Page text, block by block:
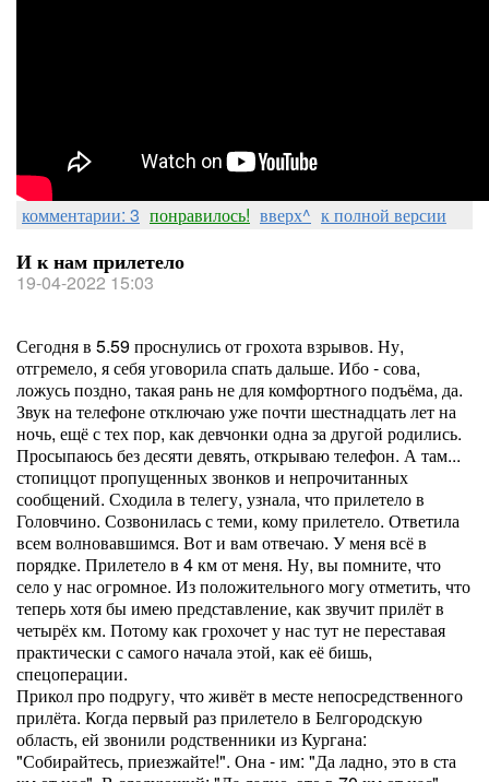
комментарии: 3 понравилось! вверх^ к полной версии
И к нам прилетело
19-04-2022 15:03
Сегодня в 5.59 проснулись от грохота взрывов. Ну,
отгремело, я себя уговорила спать дальше. Ибо - сова,
ложусь поздно, такая рань не для комфортного подъёма, да.
Звук на телефоне отключаю уже почти шестнадцать лет на
ночь, ещё с тех пор, как девчонки одна за другой родились.
Просыпаюсь без десяти девять, открываю телефон. А там...
стопиццот пропущенных звонков и непрочитанных
сообщений. Сходила в телегу, узнала, что прилетело в
Головчино. Созвонилась с теми, кому прилетело. Ответила
всем волновавшимся. Вот и вам отвечаю. У меня всё в
порядке. Прилетело в 4 км от меня. Ну, вы помните, что
село у нас огромное. Из положительного могу отметить, что
теперь хотя бы имею представление, как звучит прилёт в
четырёх км. Потому как грохочет у нас тут не переставая
практически с самого начала этой, как её бишь,
спецоперации.
Прикол про подругу, что живёт в месте непосредственного
прилёта. Когда первый раз прилетело в Белгородскую
область, ей звонили родственники из Кургана:
"Собирайтесь, приезжайте!". Она - им: "Да ладно, это в ста